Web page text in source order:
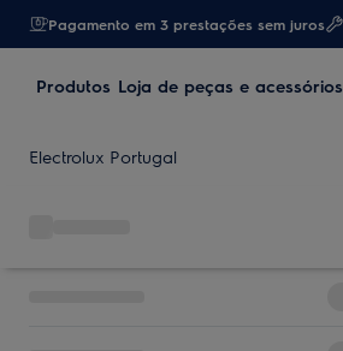
Pagamento em 3 prestações sem juros
Produtos Loja de peças e acessórios
Electrolux Portugal